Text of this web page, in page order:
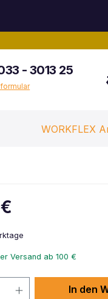
- 3013 25
WORKFLEX
Versand ab 100 €
In den